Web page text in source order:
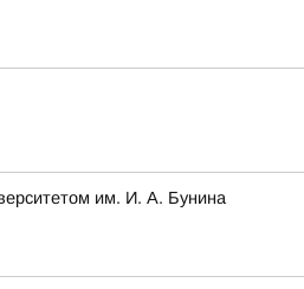
им. И. А. Бунина